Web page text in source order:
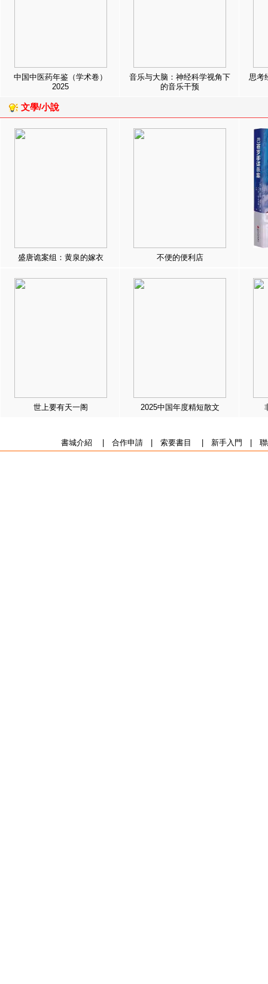
中国中医药年鉴（学术卷）
2025
音乐与大脑：神经科学视角下
的音乐干预
思考
文學/小說
盛唐诡案组：黄泉的嫁衣 不便的便利店
世上要有天一阁 2025中国年度精短散文
書城介紹 合作申請| 索要書目 新手入門